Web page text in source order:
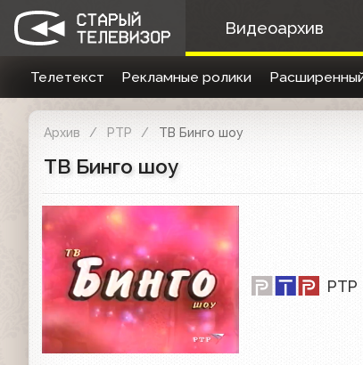
Видеоархив
Телетекст Рекламные ролики
Архив РТР ТВ Бинго шоу
ТВ Бинго шоу
РТР